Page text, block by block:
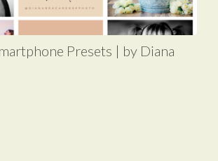
Presets | by Diana